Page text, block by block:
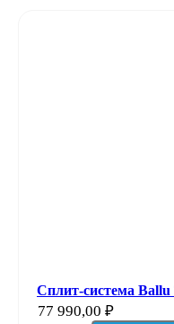
Сплит-система Ballu
77 990,00 ₽